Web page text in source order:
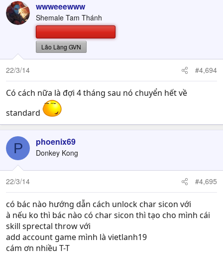
wwweeewww
Shemale Tam Thánh
Lão Làng GVN
22/3/14 #4,694
Có cách nữa là đợi 4 tháng sau nó chuyển hết về
standard
P phoenix69
Donkey Kong
22/3/14 #4,695
có bác nào hướng dẫn cách unlock char sicon với
à nếu ko thì bác nào có char sicon thì tạo cho mình cái
skill sprectal throw với
add account game mình là vietlanh19
cám ơn nhiều T-T